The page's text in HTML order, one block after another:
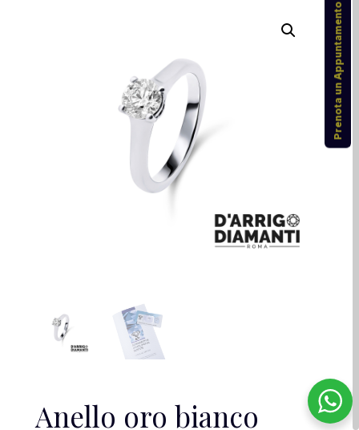
Anello oro bianco
Prenota un Appuntamento